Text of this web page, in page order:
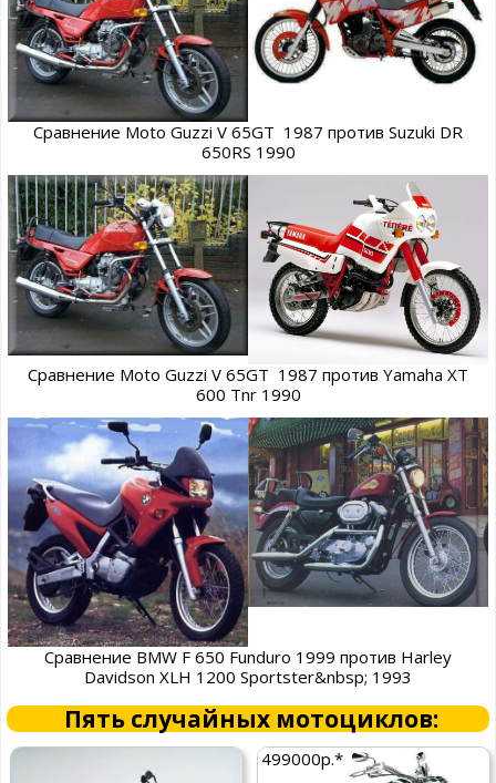
Сравнение Moto Guzzi V 65GT 1987 против Suzuki DR
650RS 1990
Сравнение Moto Guzzi V 65GT 1987 против Yamaha XT
600 Tnr 1990
Сравнение BMW F 650 Funduro 1999 против Harley
Davidson XLH 1200 Sportster&nbsp; 1993
Пять случайных мотоциклов:
499000р.*